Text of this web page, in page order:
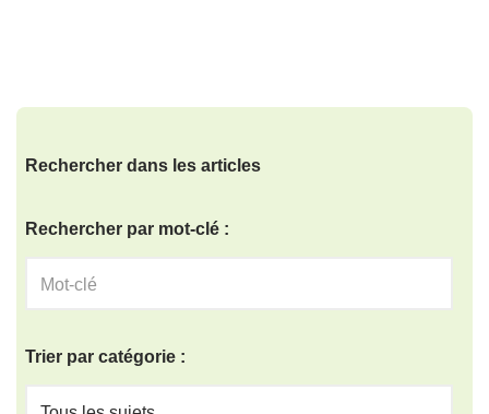
Rechercher dans les articles
Rechercher par mot-clé :
Trier par catégorie :